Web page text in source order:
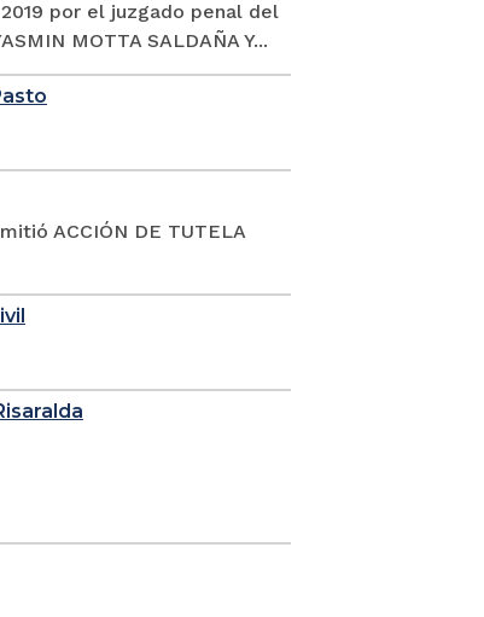
por el juzgado penal del
MOTTA SALDAÑA Y...
ACCIÓN DE TUTELA